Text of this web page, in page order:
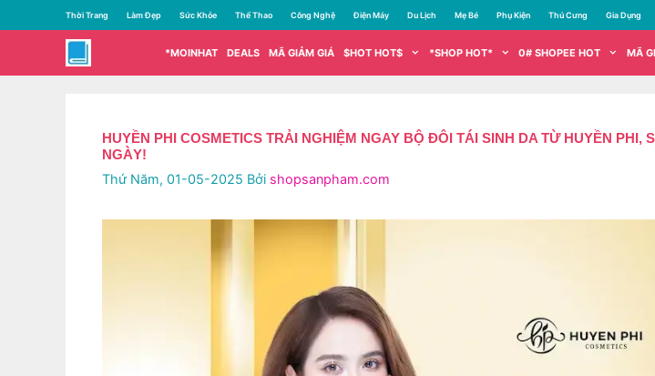
đến
dung
Thời Trang Làm Đẹp Sức Khỏe Thể Thao Công Nghệ Điện Máy Du Lịch Mẹ Bé Phụ Kiện Thú Cưng Gia Dụng
*MOINHAT DEALS MÃ GIẢM GIÁ $HOT HOT$ *SHOP HOT* 0# SHOPEE HOT MÃ
HUYỀN PHI COSMETICS TRẢI NGHIỆM NGAY BỘ ĐÔI TÁI SINH DA TỪ HUYỀN
NGÀY!
Thứ Năm, 01-05-2025 Bởi shopsanpham.com